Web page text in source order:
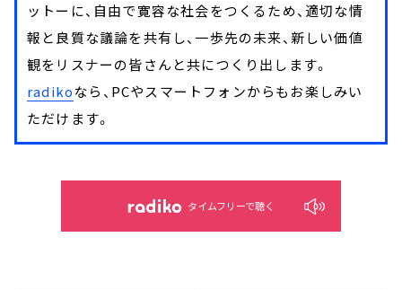
ットーに、自由で寛容な社会をつくるため、適切な情
報と良質な議論を共有し、一歩先の未来、新しい価値
観をリスナーの皆さんと共につくり出します。
radikoなら、PCやスマートフォンからもお楽しみい
ただけます。
タイムフリーで聴く